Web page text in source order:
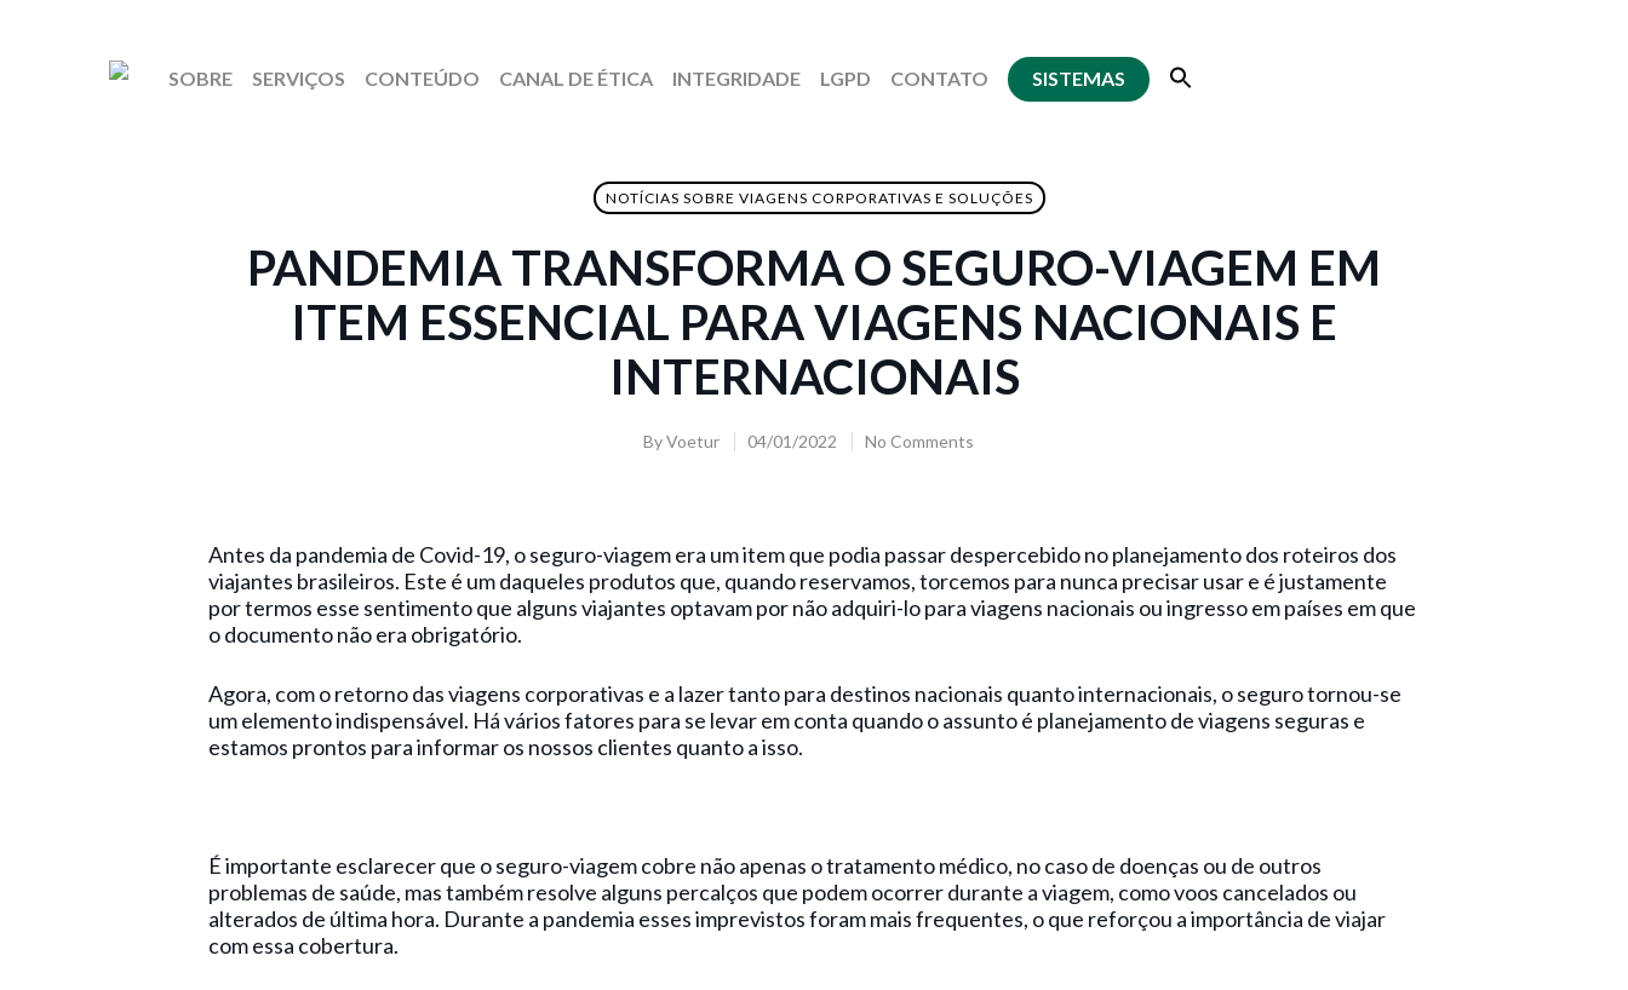
SOBRE SERVIÇOS CONTEÚDO CANAL DE ÉTICA INTEGRIDADE LGPD CONTATO SISTEMAS
NOTÍCIAS SOBRE VIAGENS CORPORATIVAS E SOLUÇÕES
PANDEMIA TRANSFORMA O SEGURO-VIAGEM EM
ITEM ESSENCIAL PARA VIAGENS NACIONAIS E
INTERNACIONAIS
ByVoetur 04/01/2022 No Comments
Antes da pandemia de Covid-19, o seguro-viagem era um item que podia passar despercebido no planejamento dos roteiros dos
viajantes brasileiros. Este é um daqueles produtos que, quando reservamos, torcemos para nunca precisar usar e é justamente
por termos esse sentimento que alguns viajantes optavam por não adquiri-lo para viagens nacionais ou ingresso em países em que
o documento não era obrigatório.
Agora, com o retorno das viagens corporativas e a lazer tanto para destinos nacionais quanto internacionais, o seguro tornou-se
um elemento indispensável. Há vários fatores para se levar em conta quando o assunto é planejamento de viagens seguras e
estamos prontos para informar os nossos clientes quanto a isso.
É importante esclarecer que o seguro-viagem cobre não apenas o tratamento médico, no caso de doenças ou de outros
problemas de saúde, mas também resolve alguns percalços que podem ocorrer durante a viagem, como voos cancelados ou
alterados de última hora. Durante a pandemia esses imprevistos foram mais frequentes, o que reforçou a importância de viajar
com essa cobertura.